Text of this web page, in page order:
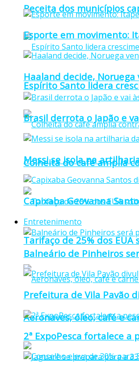
Receita dos municípios
Espírito Santo lidera
Colheita do café amplia
Tarifaço de 25% dos
Aeronaves, óleo, café e
Esporte em movimento:
Haaland decide,
Brasil derrota o Japão e
Messi se isola na
Capixaba Geovanna
Entretenimento
Balneário de Pinheiros
Prefeitura de Vila Pavão
2ª ExpoPesca fortalece